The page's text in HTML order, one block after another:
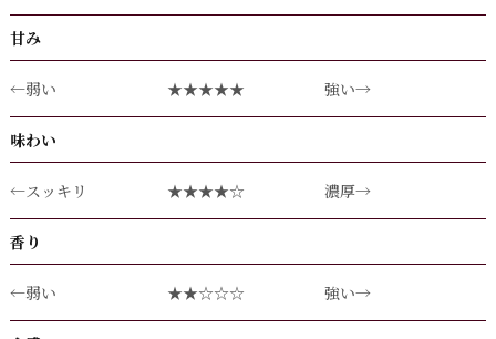
甘み
←弱い ★★★★★ 強い→
味わい
←スッキリ ★★★★☆ 濃厚→
香り
←弱い ★★☆☆☆ 強い→